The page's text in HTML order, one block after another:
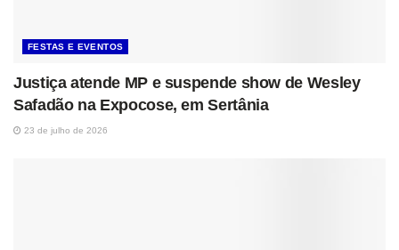
FESTAS E EVENTOS
Justiça atende MP e suspende show de Wesley
Safadão na Expocose, em Sertânia
23 de julho de 2026